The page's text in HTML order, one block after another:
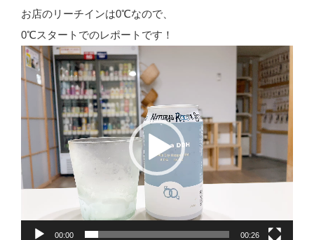
お店のリーチインは0℃なので、
0℃スタートでのレポートです！
動
画
プ
ー
ヤ
ー
00:00 00:26